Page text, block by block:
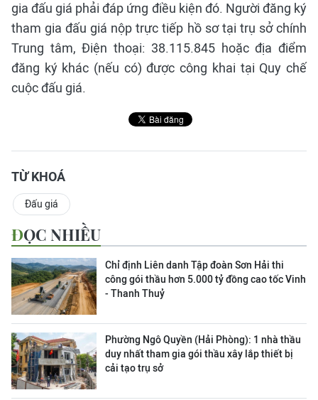
gia đấu giá phải đáp ứng điều kiện đó. Người đăng ký
tham gia đấu giá nộp trực tiếp hồ sơ tại trụ sở chính
Trung tâm, Điện thoại: 38.115.845 hoặc địa điểm
đăng ký khác (nếu có) được công khai tại Quy chế
cuộc đấu giá.
TỪ KHOÁ
Đấu giá
ĐỌC NHIỀU
Chỉ định Liên danh Tập đoàn Sơn Hải thi
công gói thầu hơn 5.000 tỷ đồng cao tốc Vinh
- Thanh Thuỷ
Phường Ngô Quyền (Hải Phòng): 1 nhà thầu
duy nhất tham gia gói thầu xây lắp thiết bị
cải tạo trụ sở